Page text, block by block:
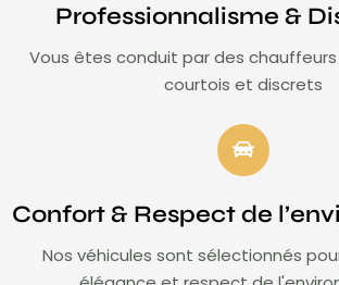
Professionnalisme &
Vous êtes conduit par des
courtois et discrets
Confort & Respect de
Nos véhicules sont sélectionnés